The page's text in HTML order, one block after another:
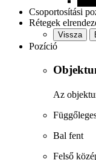
Csoportosítási
Rétegek
Vissza
Pozíció
Az
Bal fent
Felső